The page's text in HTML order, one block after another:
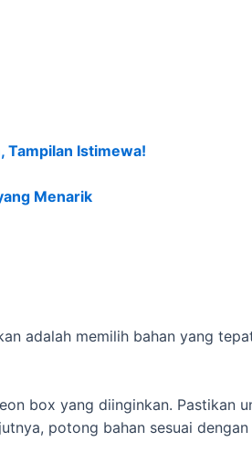
Tampilan Istimewa!
Menarik
adalah memilih bahan yang
box yang diinginkan. Pastikan
potong bahan sesuai